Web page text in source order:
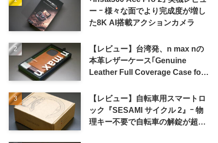
ー ｰ 様々な面でより完成度が増し
た8K AI搭載アクションカメラ
【レビュー】台湾発、n max nの
本革レザーケース｢Genuine
Leather Full Coverage Case for
【レビュー】自転車用スマートロ
ック『SESAMI サイクル 2』ｰ 物
理キー不要で自転車の解錠が超簡